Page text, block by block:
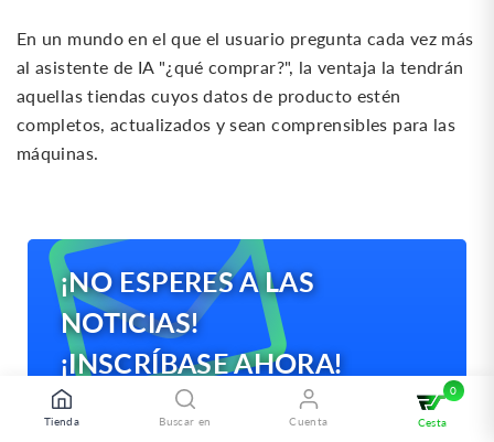
Tienda Buscar en Cuenta Cesta
En un mundo en el que el usuario pregunta cada vez más
al asistente de IA "¿qué comprar?", la ventaja la tendrán
aquellas tiendas cuyos datos de producto estén
completos, actualizados y sean comprensibles para las
máquinas.
¡NO ESPERES A LAS
NOTICIAS!
¡INSCRÍBASE AHORA!